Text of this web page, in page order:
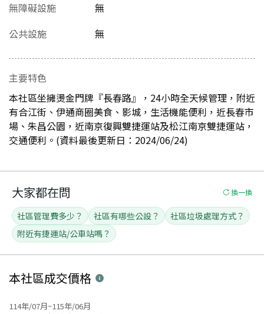
無障礙設施
無
公共設施
無
主要特色
本社區坐擁燙金門牌『長春路』，24小時全天候管理，附近
有合江街、伊通商圈美食、影城，生活機能便利，近長春市
場、朱昌公園，近南京復興雙捷運站及松江南京雙捷運站，
交通便利。(資料最後更新日：2024/06/24)
大家都在問 換一換
社區管理費多少？ 社區有哪些公設？
社區垃圾處理方式？
附近有捷運站/公車站嗎？
本社區成交價格
114年/07月~115年/06月